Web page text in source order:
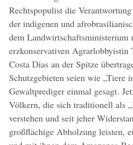
Rechtspopulist die
der indigenen und
dem Landwirtschaftsministerium
erzkonservativen Agrarlobbyistin
Costa Dias an der Spitze
Schutzgebieten seien wie „Tiere
Gewaltprediger einmal gesagt.
Völkern, die sich traditionell als
verstehen und seit jeher
großflächige Abholzung leisten,